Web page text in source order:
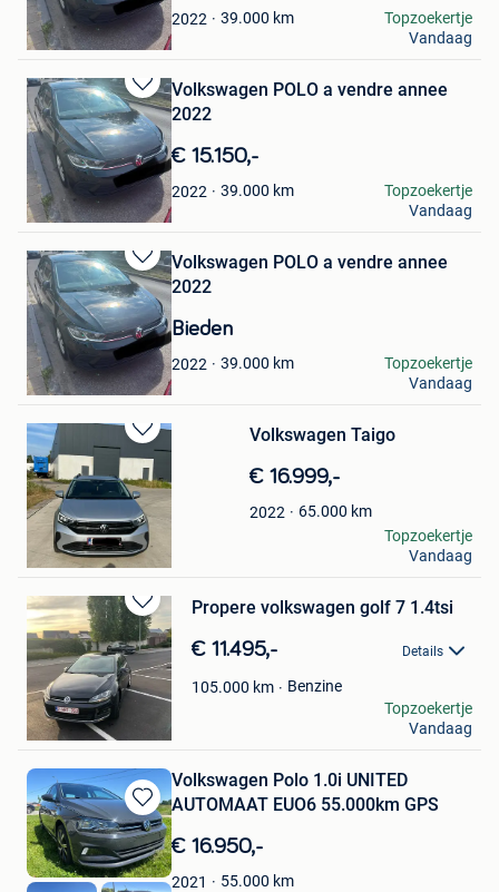
2022 39.000 km
sarah
Schaerbeek
Topzoekertje
Vandaag
Bewaren
in
Mijn
Favorieten
Volkswagen POLO a vendre annee
2022
€ 15.150,-
2022 39.000 km
sarah
Schaerbeek
Topzoekertje
Vandaag
Bewaren
in
Mijn
Favorieten
Volkswagen POLO a vendre annee
2022
Bieden
2022 39.000 km
sarah
Schaerbeek
Topzoekertje
Vandaag
Bewaren
in
Mijn
Favorieten
Volkswagen Taigo
€ 16.999,-
2022 65.000 km
peugeot
Meulebeke
Topzoekertje
Vandaag
Bewaren
in
Mijn
Favorieten
Propere volkswagen golf 7 1.4tsi
€ 11.495,- Details
105.000 km
Benzine
L
Niel
Topzoekertje
Vandaag
Bewaren
in
Mijn
Favorieten
Volkswagen Polo 1.0i UNITED
AUTOMAAT EUO6 55.000km GPS
€ 16.950,-
2021 55.000 km